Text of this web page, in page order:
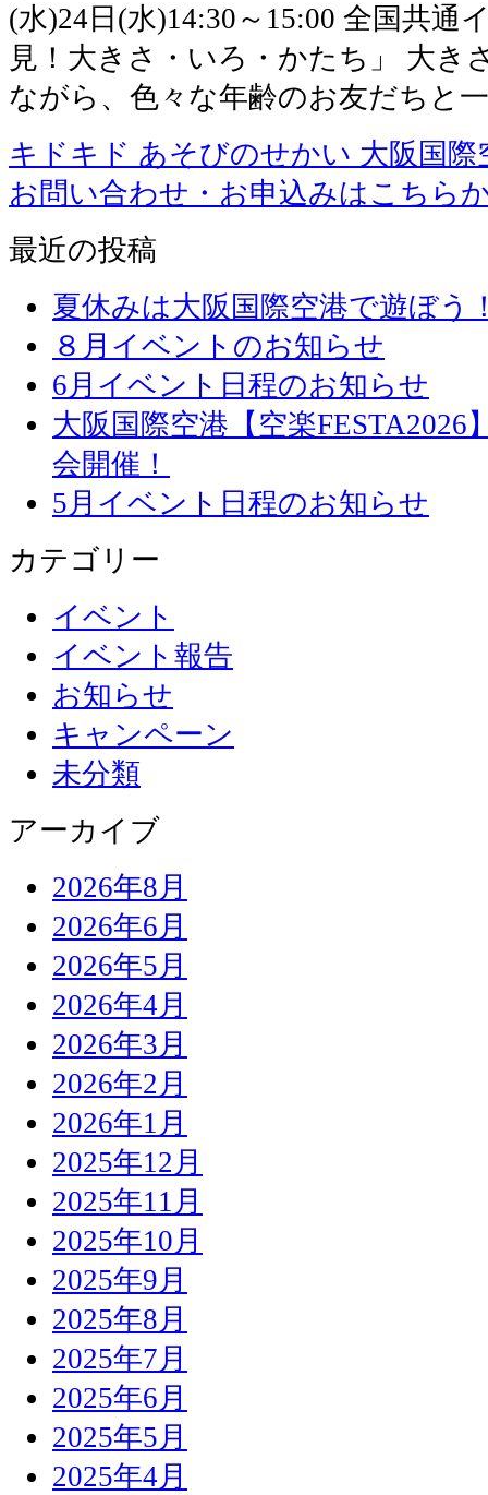
(水)24日(水)14:30～15:00 全国共通
見！大きさ・いろ・かたち」 大き
ながら、色々な年齢のお友だちと
キドキド あそびのせかい 大阪国際
お問い合わせ・お申込みはこちら
最近の投稿
夏休みは大阪国際空港で遊ぼう
８月イベントのお知らせ
6月イベント日程のお知らせ
大阪国際空港【空楽
会開催！
5月イベント日程のお知らせ
カテゴリー
イベント
イベント報告
お知らせ
キャンペーン
未分類
アーカイブ
2026年8月
2026年6月
2026年5月
2026年4月
2026年3月
2026年2月
2026年1月
2025年12月
2025年11月
2025年10月
2025年9月
2025年8月
2025年7月
2025年6月
2025年5月
2025年4月